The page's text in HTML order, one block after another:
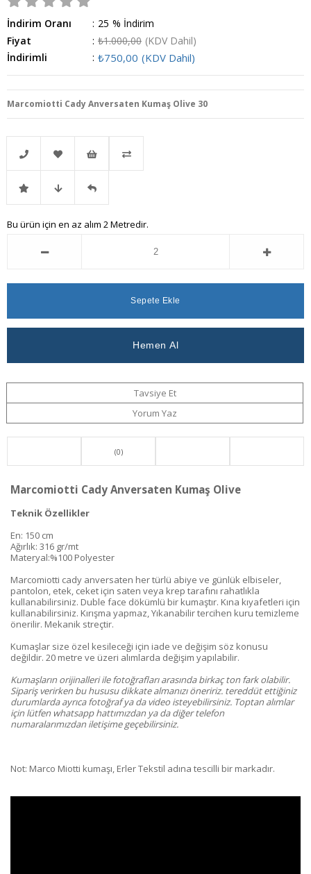
İndirim Oranı : %
25
İndirim
Fiyat
: ₺1.000,00 (KDV Dahil)
İndirimli
: ₺750,00 (KDV Dahil)
Marcomiotti Cady Anversaten Kumaş Olive 30
Telefonla
Sipariş
Favorilere
Ekle
İstek
Listeme
İndirimli Fiyat
Ver
Gelince
Bu ürün için en az alım 2 Metredir.
Tavsiye Et
Yorum Yaz
(0)
Marcomiotti Cady Anversaten Kumaş Olive
Teknik Özellikler
En: 150 cm
Ağırlık: 316 gr/mt
Materyal:%100 Polyester
Marcomiotti cady anversaten her türlü abiye ve günlük elbiseler,
pantolon, etek, ceket için saten veya krep tarafını rahatlıkla
kullanabilirsiniz. Duble face dökümlü bir kumaştır. Kına kıyafetleri için
kullanabilirsiniz. Kırışma yapmaz, Yıkanabilir tercihen kuru temizleme
önerilir. Mekanik streçtir.
Kumaşlar size özel kesileceği için iade ve değişim söz konusu
değildir. 20 metre ve üzeri alımlarda değişim yapılabilir.
Kumaşların orijinalleri ile fotoğrafları arasında birkaç ton fark olabilir.
Sipariş verirken bu hususu dikkate almanızı öneririz. tereddüt ettiğiniz
durumlarda ayrıca fotoğraf ya da video isteyebilirsiniz. Toptan alımlar
için lütfen whatsapp hattımızdan ya da diğer telefon
numaralarımızdan iletişime geçebilirsiniz.
Not: Marco Miotti kumaşı, Erler Tekstil adına tescilli bir markadır.